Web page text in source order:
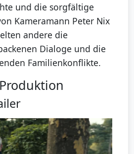
und die sorgfältige
Kameramann Peter Nix
andere die
Dialoge und die
Familienkonflikte.